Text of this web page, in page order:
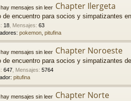
Chapter Ilergeta
de encuentro para socios y simpatizantes
: 18 Mensajes: 63
pokemon pitufina
Chapter Noroeste
de encuentro para socios y simpatizantes
: 647 Mensajes: 5764
pitufina
Chapter Norte